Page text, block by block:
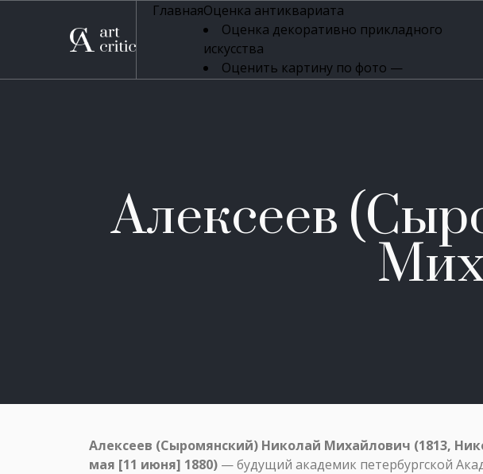
ГлавнаяОценка антиквариата
Оценка декоративно прикладного
искусства
Оценить картину по фото —
Оценка антикварной мебели
Оценка книг
Оценка бронзовых изделий
Алексеев
Алексеев (Сыромянский) Николай Михайлович (1813,
мая [11 июня] 1880) — будущий академик петербургской